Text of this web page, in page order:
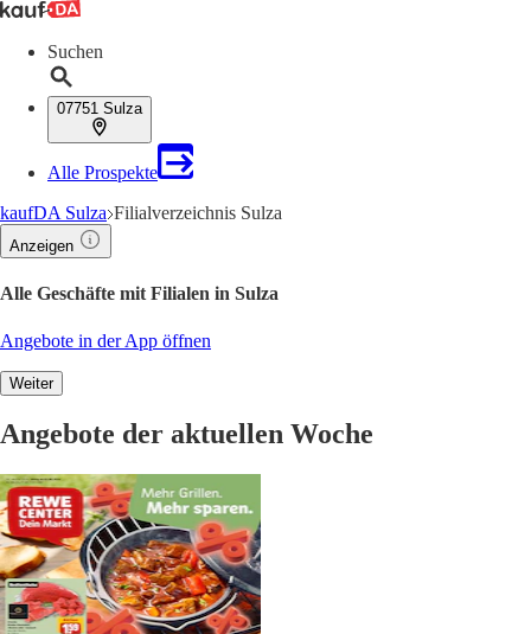
Suchen
07751 Sulza
Alle Prospekte
kaufDA Sulza Filialverzeichnis Sulza
Anzeigen
Alle Geschäfte mit Filialen in Sulza
Angebote in der App öffnen
Weiter
Angebote der aktuellen Woche